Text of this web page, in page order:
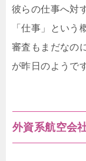
彼らの仕事へ対
「仕事」という
審査もまだなの
が昨日のようで
外資系航空会